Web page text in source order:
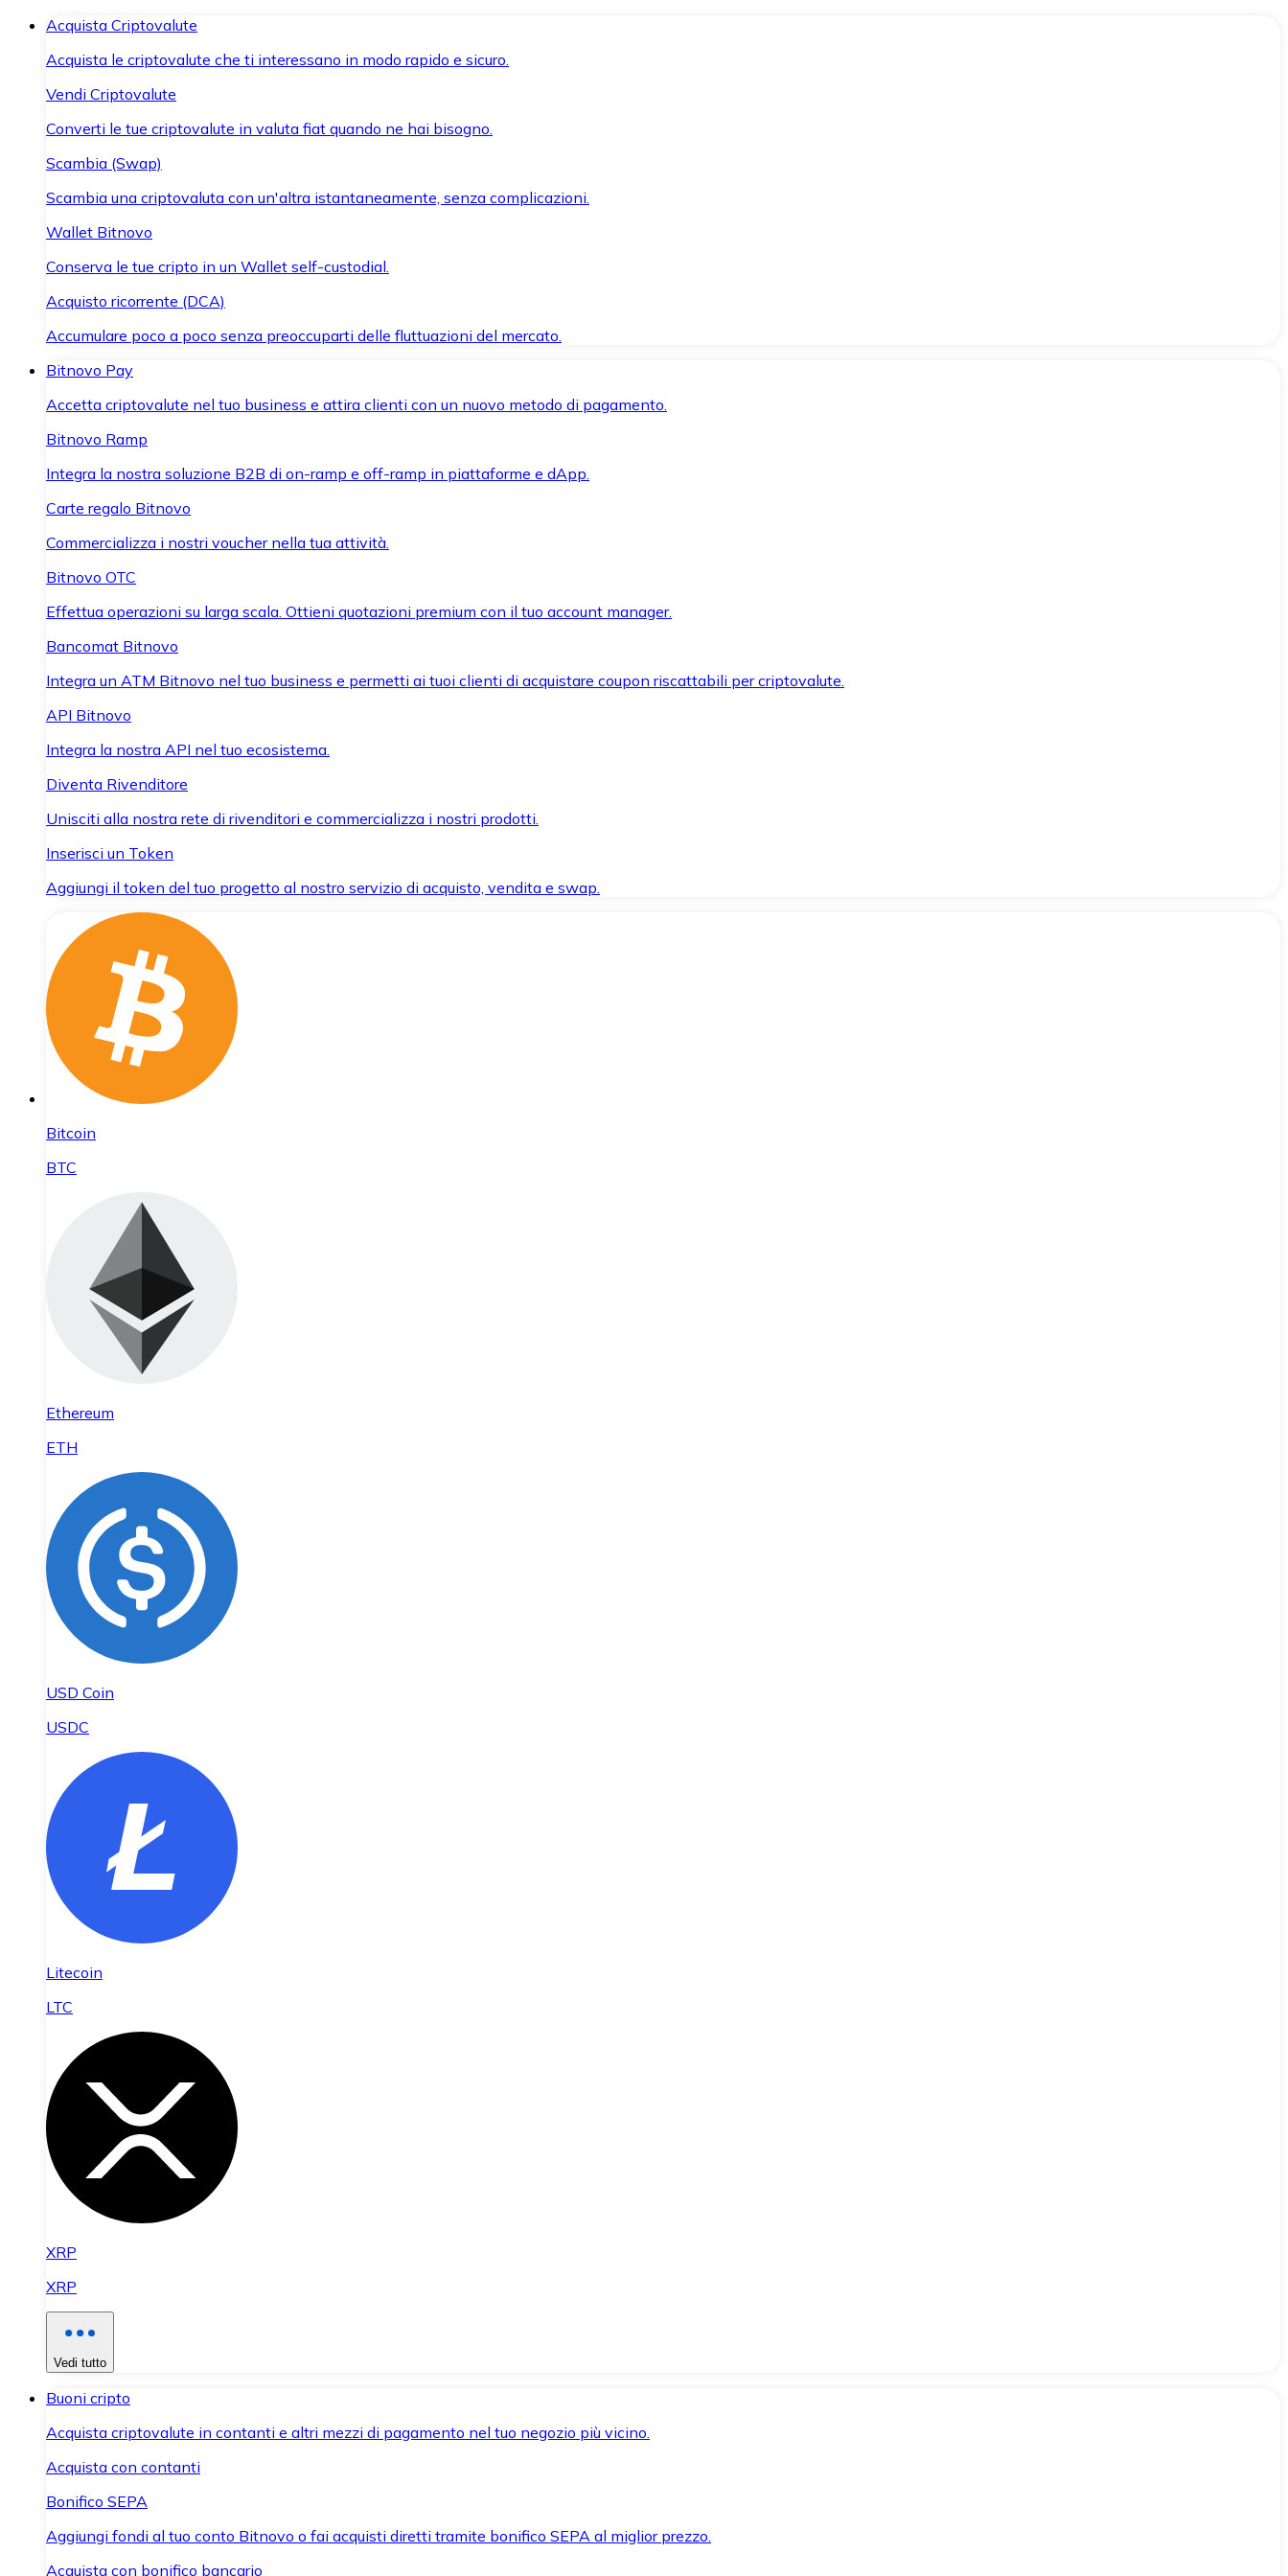
Acquista Criptovalute
Acquista le criptovalute che ti interessano in modo rapido e sicuro.
Vendi Criptovalute
Converti le tue criptovalute in valuta fiat quando ne hai bisogno.
Scambia (Swap)
Scambia una criptovaluta con un'altra istantaneamente, senza complicazioni.
Wallet Bitnovo
Conserva le tue cripto in un Wallet self-custodial.
Acquisto ricorrente (DCA)
Accumulare poco a poco senza preoccuparti delle fluttuazioni del mercato.
Bitnovo Pay
Accetta criptovalute nel tuo business e attira clienti con un nuovo metodo di pagamento.
Bitnovo Ramp
Integra la nostra soluzione B2B di on-ramp e off-ramp in piattaforme e dApp.
Carte regalo Bitnovo
Commercializza i nostri voucher nella tua attività.
Bitnovo OTC
Effettua operazioni su larga scala. Ottieni quotazioni premium con il tuo account manager.
Bancomat Bitnovo
Integra un ATM Bitnovo nel tuo business e permetti ai tuoi clienti di acquistare coupon riscattabili per criptovalute.
API Bitnovo
Integra la nostra API nel tuo ecosistema.
Diventa Rivenditore
Unisciti alla nostra rete di rivenditori e commercializza i nostri prodotti.
Inserisci un Token
Aggiungi il token del tuo progetto al nostro servizio di acquisto, vendita e swap.
Bitcoin
BTC
Ethereum
ETH
USD Coin
USDC
Litecoin
LTC
XRP
XRP
Vedi tutto
Buoni cripto
Acquista criptovalute in contanti e altri mezzi di pagamento nel tuo negozio più vicino.
Acquista con contanti
Bonifico SEPA
Aggiungi fondi al tuo conto Bitnovo o fai acquisti diretti tramite bonifico SEPA al miglior prezzo.
Acquista con bonifico bancario